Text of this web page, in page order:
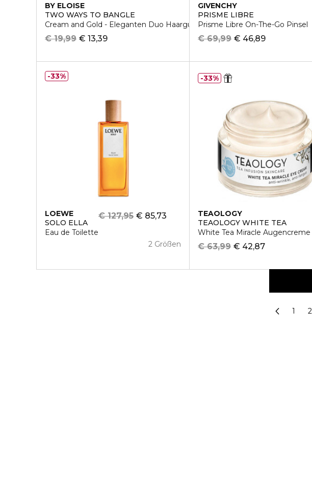
BY ELOISE
TWO WAYS TO BANGLE
Cream and Gold - Eleganten Duo Haargummi
€ 13,39
€ 19,99
GIVENCHY
PRISME LIBRE
Prisme Libre On-The-Go Pinsel
€ 46,89
€ 69,99
LOEWE
SOLO ELLA
Eau de Toilette
€ 85,73
€ 127,95
2 Größen
33%
TEAOLOGY
TEAOLOGY WHITE TEA
White Tea Miracle Augencreme
€ 42,87
€ 63,99
33%
1 2